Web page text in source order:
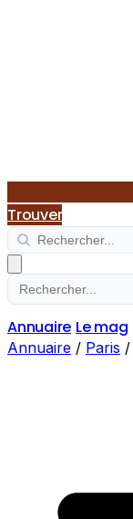
Trouver
Annuaire Le mag
Annuaire / Paris /